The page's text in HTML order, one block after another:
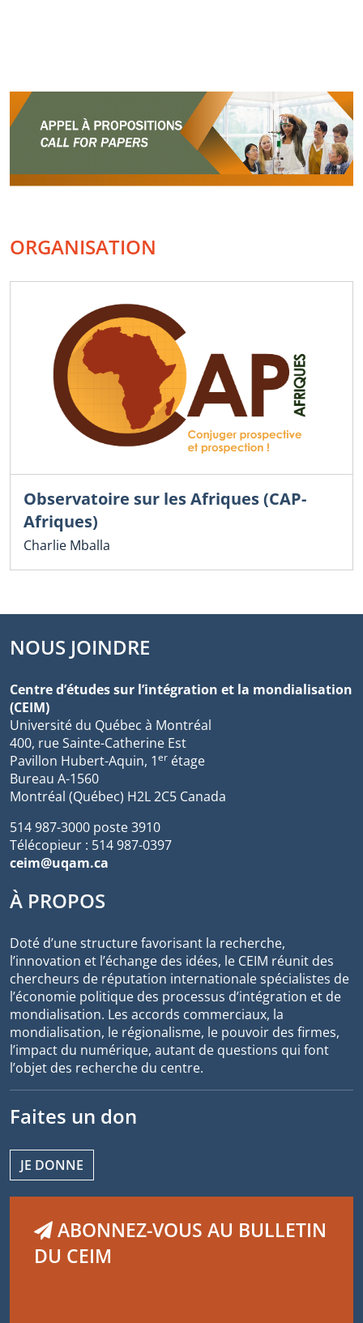
ORGANISATION
Observatoire sur les Afriques (CAP-
Afriques)
Charlie Mballa
NOUS JOINDRE
Centre d’études sur l’intégration et la mondialisation
(CEIM)
Université du Québec à Montréal
400, rue Sainte-Catherine Est
Pavillon Hubert-Aquin, 1er étage
Bureau A-1560
Montréal (Québec) H2L 2C5 Canada
514 987-3000 poste 3910
Télécopieur : 514 987-0397
ceim@uqam.ca
À PROPOS
Doté d’une structure favorisant la recherche,
l’innovation et l’échange des idées, le CEIM réunit des
chercheurs de réputation internationale spécialistes de
l’économie politique des processus d’intégration et de
mondialisation. Les accords commerciaux, la
mondialisation, le régionalisme, le pouvoir des firmes,
l’impact du numérique, autant de questions qui font
l’objet des recherche du centre.
Faites un don
JE DONNE
ABONNEZ-VOUS AU BULLETIN
DU CEIM